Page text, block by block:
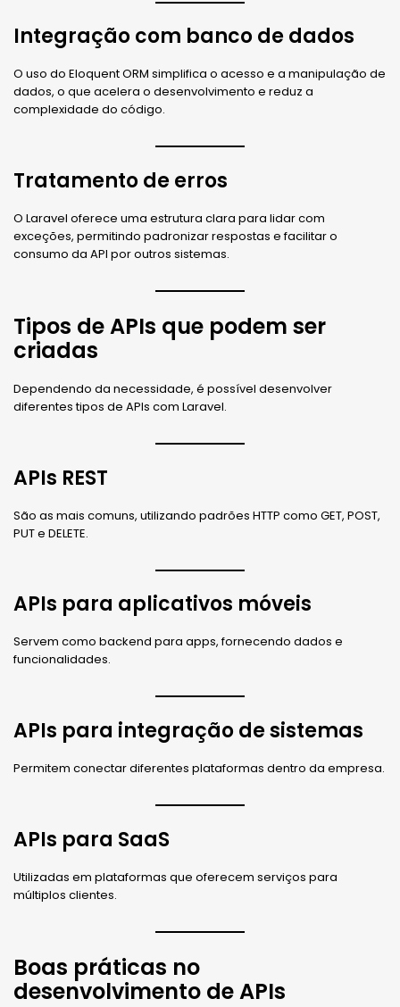
Integração com banco de dados
O uso do Eloquent ORM simplifica o acesso e a manipulação de
dados, o que acelera o desenvolvimento e reduz a
complexidade do código.
Tratamento de erros
O Laravel oferece uma estrutura clara para lidar com
exceções, permitindo padronizar respostas e facilitar o
consumo da API por outros sistemas.
Tipos de APIs que podem ser
criadas
Dependendo da necessidade, é possível desenvolver
diferentes tipos de APIs com Laravel.
APIs REST
São as mais comuns, utilizando padrões HTTP como GET, POST,
PUT e DELETE.
APIs para aplicativos móveis
Servem como backend para apps, fornecendo dados e
funcionalidades.
APIs para integração de sistemas
Permitem conectar diferentes plataformas dentro da empresa.
APIs para SaaS
Utilizadas em plataformas que oferecem serviços para
múltiplos clientes.
Boas práticas no
desenvolvimento de APIs